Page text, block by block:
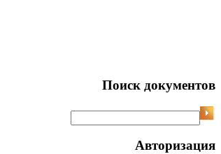
Поиск документов
Авторизация